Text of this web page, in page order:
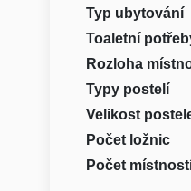
Typ ubytování
Toaletní
Rozloha
Typy postelí
Velikost
Počet ložnic
Počet